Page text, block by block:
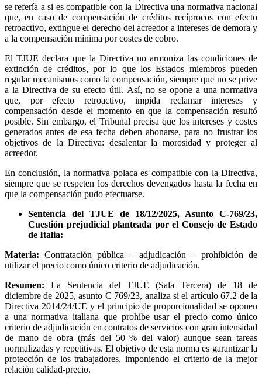
se refería a si es compatible con la Directiva una normativa nacional
que, en caso de compensación de créditos recíprocos con efecto
retroactivo, extingue el derecho del acreedor a intereses de demora y
a la compensación mínima por costes de cobro.
El TJUE declara que la Directiva no armoniza las condiciones de
extinción de créditos, por lo que los Estados miembros pueden
regular mecanismos como la compensación, siempre que no se prive
a la Directiva de su efecto útil. Así, no se opone a una normativa
que, por efecto retroactivo, impida reclamar intereses y
compensación desde el momento en que la compensación resultó
posible. Sin embargo, el Tribunal precisa que los intereses y costes
generados antes de esa fecha deben abonarse, para no frustrar los
objetivos de la Directiva: desalentar la morosidad y proteger al
acreedor.
En conclusión, la normativa polaca es compatible con la Directiva,
siempre que se respeten los derechos devengados hasta la fecha en
que la compensación pudo efectuarse.
Sentencia del TJUE de 18/12/2025, Asunto C-769/23,
Cuestión prejudicial planteada por el Consejo de Estado
de Italia:
Materia: Contratación pública – adjudicación – prohibición de
utilizar el precio como único criterio de adjudicación.
Resumen: La Sentencia del TJUE (Sala Tercera) de 18 de
diciembre de 2025, asunto C 769/23, analiza si el artículo 67.2 de la
Directiva 2014/24/UE y el principio de proporcionalidad se oponen
a una normativa italiana que prohíbe usar el precio como único
criterio de adjudicación en contratos de servicios con gran intensidad
de mano de obra (más del 50 % del valor) aunque sean tareas
normalizadas y repetitivas. El objetivo de esta norma es garantizar la
protección de los trabajadores, imponiendo el criterio de la mejor
relación calidad-precio.